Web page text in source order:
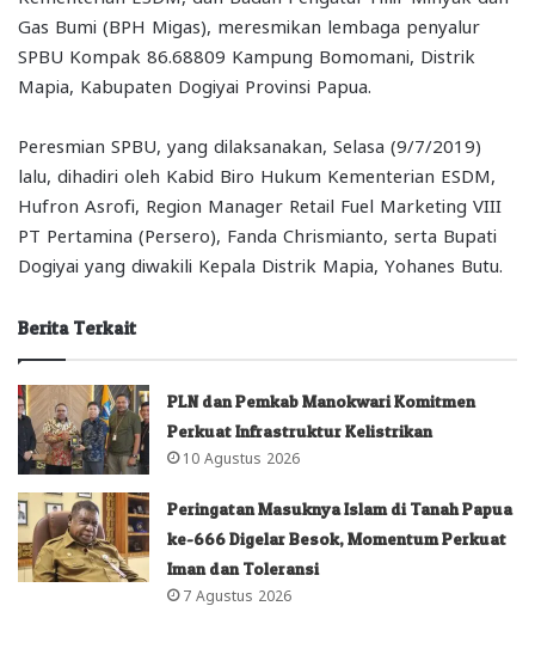
Gas Bumi (BPH Migas), meresmikan lembaga penyalur
SPBU Kompak 86.68809 Kampung Bomomani, Distrik
Mapia, Kabupaten Dogiyai Provinsi Papua.
Peresmian SPBU, yang dilaksanakan, Selasa (9/7/2019)
lalu, dihadiri oleh Kabid Biro Hukum Kementerian ESDM,
Hufron Asrofi, Region Manager Retail Fuel Marketing VIII
PT Pertamina (Persero), Fanda Chrismianto, serta Bupati
Dogiyai yang diwakili Kepala Distrik Mapia, Yohanes Butu.
Berita Terkait
PLN dan Pemkab Manokwari Komitmen
Perkuat Infrastruktur Kelistrikan
10 Agustus 2026
Peringatan Masuknya Islam di Tanah Papua
ke-666 Digelar Besok, Momentum Perkuat
Iman dan Toleransi
7 Agustus 2026